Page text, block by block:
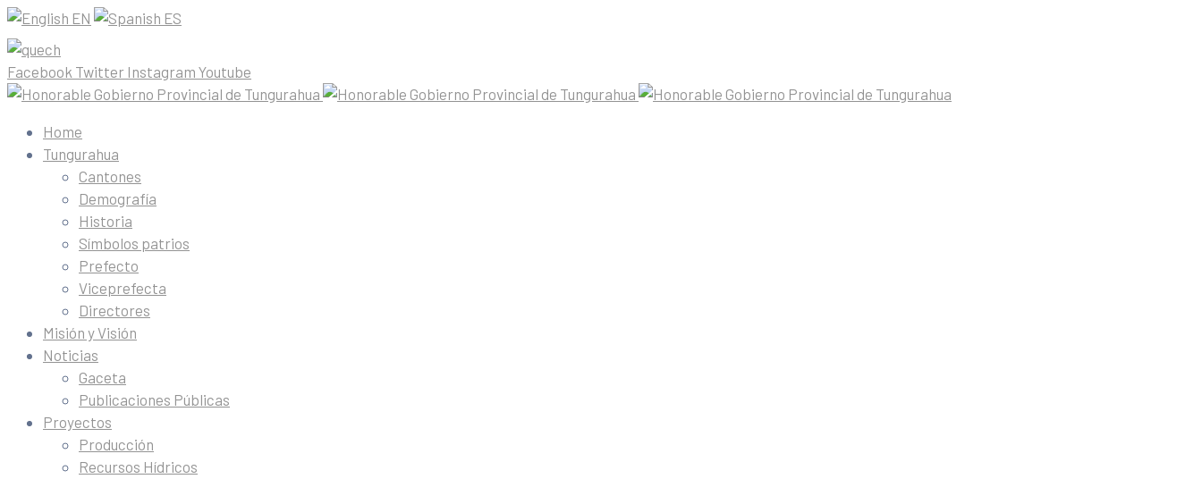
EN ES
Facebook Twitter Instagram Youtube
Home
Tungurahua
Cantones
Demografía
Historia
Símbolos patrios
Prefecto
Viceprefecta
Directores
Misión y Visión
Noticias
Gaceta
Publicaciones Públicas
Proyectos
Producción
Recursos Hídricos